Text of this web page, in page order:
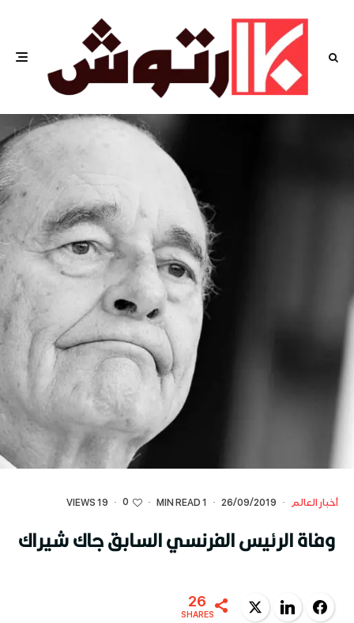
أخبار العالم ·
26/09/2019
·
1 MIN READ
·
0
·
19 VIEWS
وفاة الرئيس الفرنسي السابق جاك شيراك
Facebook
LinkedIn
Twitter
26
SHARES